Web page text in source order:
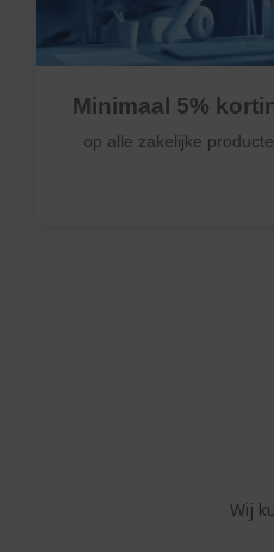
Minimaal 5%
op alle zakelijke
Wij